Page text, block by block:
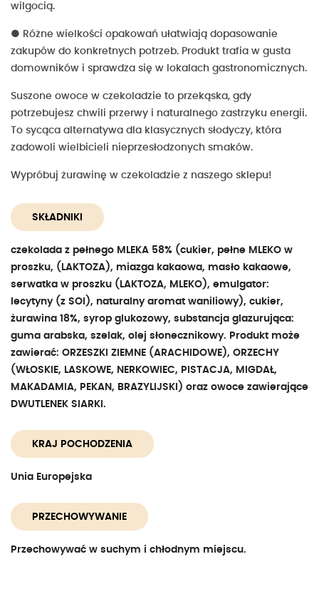
wilgocią.
● Różne wielkości opakowań ułatwiają dopasowanie
zakupów do konkretnych potrzeb. Produkt trafia w gusta
domowników i sprawdza się w lokalach gastronomicznych.
Suszone owoce w czekoladzie to przekąska, gdy
potrzebujesz chwili przerwy i naturalnego zastrzyku energii.
To sycąca alternatywa dla klasycznych słodyczy, która
zadowoli wielbicieli nieprzesłodzonych smaków.
Wypróbuj żurawinę w czekoladzie z naszego sklepu!
SKŁADNIKI
czekolada z pełnego MLEKA 58% (cukier, pełne MLEKO w
proszku, (LAKTOZA), miazga kakaowa, masło kakaowe,
serwatka w proszku (LAKTOZA, MLEKO), emulgator:
lecytyny (z SOI), naturalny aromat waniliowy), cukier,
żurawina 18%, syrop glukozowy, substancja glazurująca:
guma arabska, szelak, olej słonecznikowy. Produkt może
zawierać: ORZESZKI ZIEMNE (ARACHIDOWE), ORZECHY
(WŁOSKIE, LASKOWE, NERKOWIEC, PISTACJA, MIGDAŁ,
MAKADAMIA, PEKAN, BRAZYLIJSKI) oraz owoce zawierające
DWUTLENEK SIARKI.
KRAJ POCHODZENIA
Unia Europejska
PRZECHOWYWANIE
Przechowywać w suchym i chłodnym miejscu.